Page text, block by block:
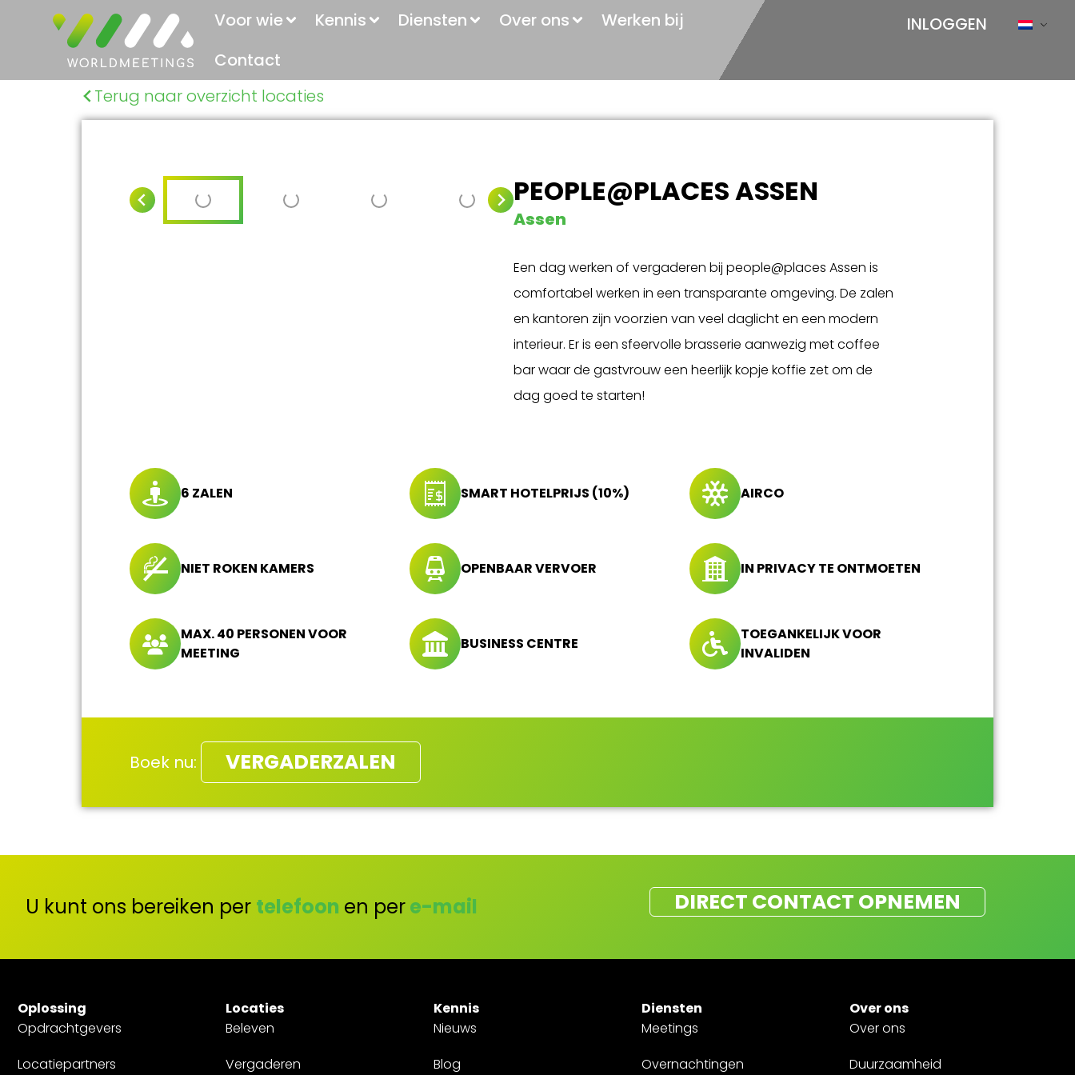
INLOGGEN
Voor wie Kennis Diensten Over ons
Werken bij
Contact
Terug naar overzicht locaties
PEOPLE@PLACES ASSEN
Assen
Een dag werken of vergaderen bij people@places Assen is
comfortabel werken in een transparante omgeving. De zalen
en kantoren zijn voorzien van veel daglicht en een modern
interieur. Er is een sfeervolle brasserie aanwezig met coffee
bar waar de gastvrouw een heerlijk kopje koffie zet om de
dag goed te starten!
6 ZALEN SMART HOTELPRIJS (10%) AIRCO
NIET ROKEN KAMERS OPENBAAR VERVOER IN PRIVACY TE ONTMOETEN
MAX. 40 PERSONEN VOOR
MEETING
BUSINESS CENTRE
TOEGANKELIJK VOOR
INVALIDEN
Boek nu: VERGADERZALEN
U kunt ons bereiken per telefoon en pere-mail DIRECT CONTACT OPNEMEN
Oplossing
Opdrachtgevers
Locatiepartners
Locaties
Beleven
Vergaderen
Kennis
Nieuws
Blog
Diensten
Meetings
Overnachtingen
Over ons
Over ons
Duurzaamheid